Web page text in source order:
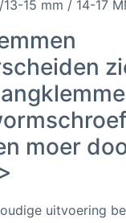
13-15 mm / 14-17
moer
uitvoering